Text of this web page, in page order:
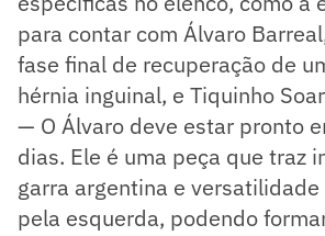
para contar com Álvaro
fase final de recuperação de
hérnia inguinal, e Tiquinho
— O Álvaro deve estar pronto
dias. Ele é uma peça que traz
garra argentina e
pela esquerda, podendo